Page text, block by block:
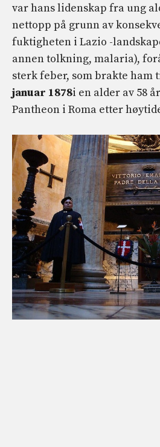
var hans lidenskap fra ung
nettopp på grunn av
fuktigheten i Lazio -
annen tolkning, malaria),
sterk feber, som brakte ham
januar 1878i en alder av 58
Pantheon i Roma etter